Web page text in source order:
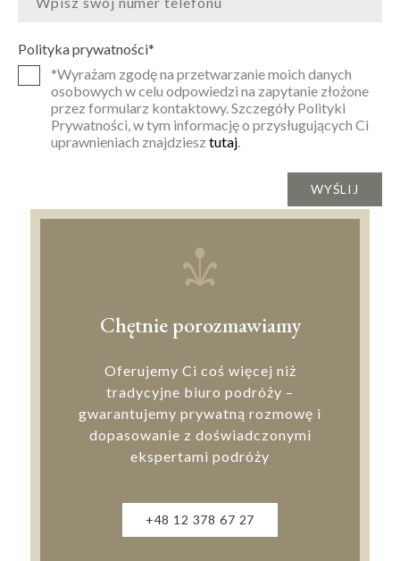
Polityka prywatności*
*Wyrażam zgodę na przetwarzanie moich danych
osobowych w celu odpowiedzi na zapytanie złożone
przez formularz kontaktowy. Szczegóły Polityki
Prywatności, w tym informację o przysługujących Ci
uprawnieniach znajdziesz tutaj.
Chętnie porozmawiamy
Oferujemy Ci coś więcej niż
tradycyjne biuro podróży –
gwarantujemy prywatną rozmowę i
dopasowanie z doświadczonymi
ekspertami podróży
+48 12 378 67 27